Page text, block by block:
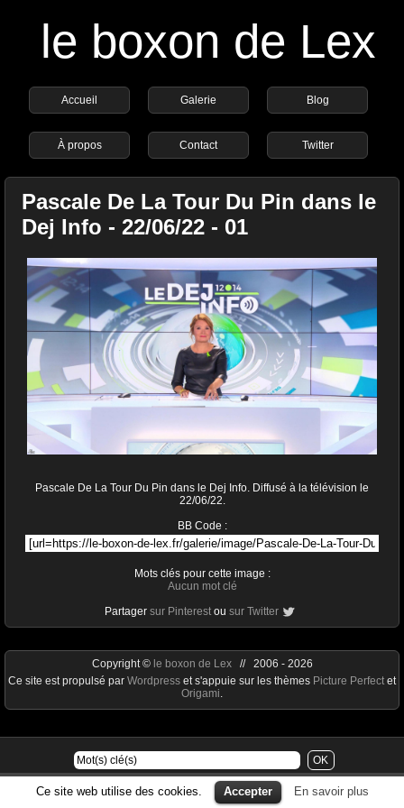
le boxon de Lex
Accueil Galerie Blog
À propos Contact Twitter
Pascale De La Tour Du Pin dans le
Dej Info - 22/06/22 - 01
Pascale De La Tour Du Pin dans le Dej Info. Diffusé à la télévision le
22/06/22.
BB Code :
Mots clés pour cette image :
Aucun mot clé
Partager sur Pinterest ou sur Twitter
Ce site web utilise des cookies. Accepter En savoir plus
Copyright © le boxon de Lex// 2006 - 2026
Ce site est propulsé par Wordpress et s'appuie sur les thèmes Picture Perfect et
Origami.